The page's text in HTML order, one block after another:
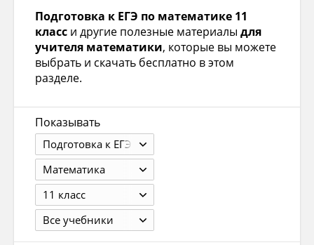
Подготовка к ЕГЭ по математике 11
класс и другие полезные материалы для
учителя математики, которые вы можете
выбрать и скачать бесплатно в этом
разделе.
Показывать
Подготовка к ЕГЭ
Математика
11 класс
Все учебники